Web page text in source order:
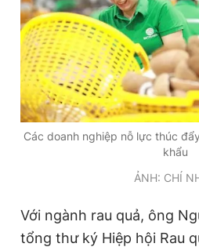
Các doanh nghiệp nỗ lực thúc
khẩu
ẢNH: CHÍ
Với ngành rau quả, ông
tổng thư ký Hiệp hội Rau